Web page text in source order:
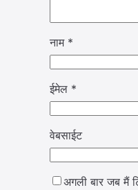
नाम *
ईमेल *
वेबसाईट
अगली बार जब मैं